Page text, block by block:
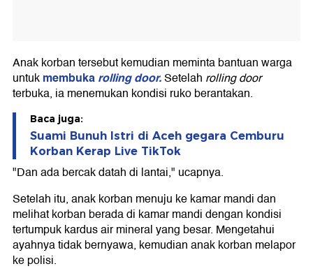
Anak korban tersebut kemudian meminta bantuan warga
untukmembukarolling door.Setelah rolling door
terbuka, ia menemukan kondisi ruko berantakan.
Baca juga:
Suami Bunuh Istri di Aceh gegara Cemburu
Korban Kerap Live TikTok
"Dan ada bercak datah di lantai," ucapnya.
Setelah itu, anak korban menuju ke kamar mandi dan
melihat korban berada di kamar mandi dengan kondisi
tertumpuk kardus air mineral yang besar. Mengetahui
ayahnya tidak bernyawa, kemudian anak korban melapor
ke polisi.